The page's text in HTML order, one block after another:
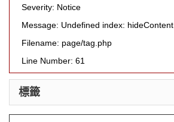
Severity: Notice
Message: Undefined index: hideContent
Filename: page/tag.php
Line Number: 61
標籤